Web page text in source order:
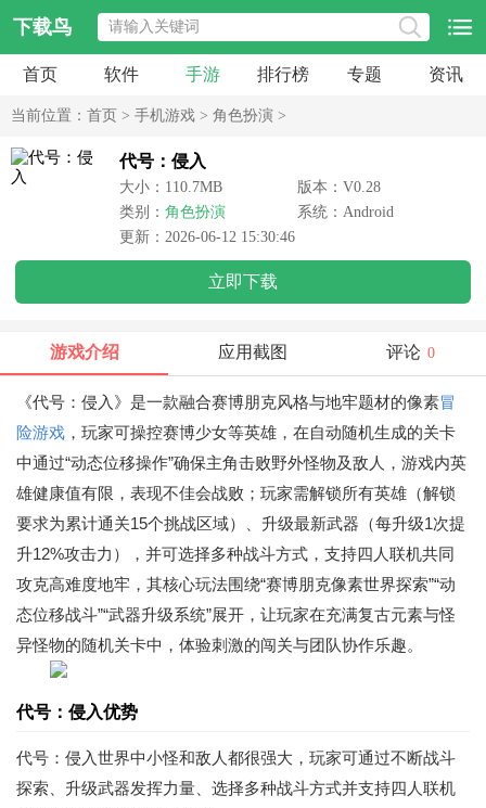
下载鸟
首页 软件 手游 排行榜 专题 资讯
当前位置： 首页 > 手机游戏 > 角色扮演 >
代号：侵入
大小：110.7MB
版本：V0.28
类别： 角色扮演
系统：Android
更新：2026-06-12 15:30:46
立即下载
游戏介绍 应用截图 评论 0
《代号：侵入》是一款融合赛博朋克风格与地牢题材的像素冒
险游戏 ，玩家可操控赛博少女等英雄，在自动随机生成的关卡
中通过“动态位移操作”确保主角击败野外怪物及敌人，游戏内英
雄健康值有限，表现不佳会战败；玩家需解锁所有英雄（解锁
要求为累计通关15个挑战区域）、升级最新武器（每升级1次提
升12%攻击力），并可选择多种战斗方式，支持四人联机共同
攻克高难度地牢，其核心玩法围绕“赛博朋克像素世界探索”“动
态位移战斗”“武器升级系统”展开，让玩家在充满复古元素与怪
异怪物的随机关卡中，体验刺激的闯关与团队协作乐趣。
代号：侵入优势
代号：侵入世界中小怪和敌人都很强大，玩家可通过不断战斗
探索、升级武器发挥力量、选择多种战斗方式并支持四人联机